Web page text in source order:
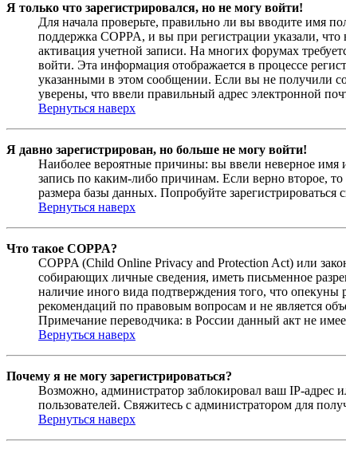
Я только что зарегистрировался, но не могу войти!
Для начала проверьте, правильно ли вы вводите имя
поддержка COPPA, и вы при регистрации указали,
активация учетной записи. На многих форумах
войти. Эта информация отображается в процессе
указанными в этом сообщении. Если вы не получили
уверены, что ввели правильный адрес электронной
Вернуться наверх
Я давно зарегистрирован, но больше не могу войти!
Наиболее вероятные причины: вы ввели неверное имя
запись по каким-либо причинам. Если верно второе,
размера базы данных. Попробуйте зарегистрироваться
Вернуться наверх
Что такое COPPA?
COPPA (Child Online Privacy and Protection Act) или
собирающих личные сведения, иметь письменное
наличие иного вида подтверждения того, что
рекомендаций по правовым вопросам и не является
Примечание переводчика: в России данный акт не
Вернуться наверх
Почему я не могу зарегистрироваться?
Возможно, администратор заблокировал ваш IP-адрес
пользователей. Свяжитесь с администратором для
Вернуться наверх